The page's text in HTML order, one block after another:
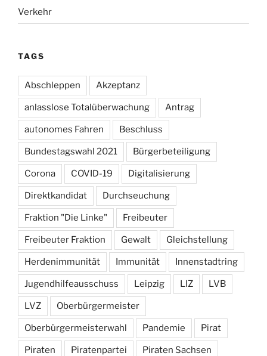
Verkehr
TAGS
Abschleppen Akzeptanz
anlasslose Totalüberwachung Antrag
autonomes Fahren Beschluss
Bundestagswahl 2021 Bürgerbeteiligung
Corona COVID-19 Digitalisierung
Direktkandidat Durchseuchung
Fraktion "Die Linke" Freibeuter
Freibeuter Fraktion Gewalt Gleichstellung
Herdenimmunität Immunität Innenstadtring
Jugendhilfeausschuss Leipzig LIZ LVB
LVZ Oberbürgermeister
Oberbürgermeisterwahl Pandemie Pirat
Piraten Piratenpartei Piraten Sachsen